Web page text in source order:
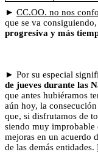
► CC.OO. no nos
que se va
progresiva y más
► Por su especial
de jueves durante las
que antes hubiéramos
aún hoy, la
que, si disfrutamos de
siendo muy improbable
mejoras en un acuerdo
de las demás entidades.